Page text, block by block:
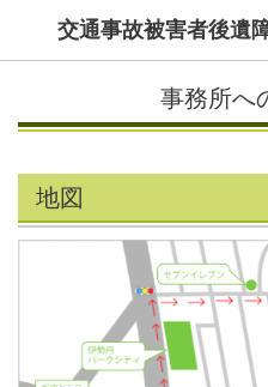
交通事故被害者後遺
事務所へ
地図